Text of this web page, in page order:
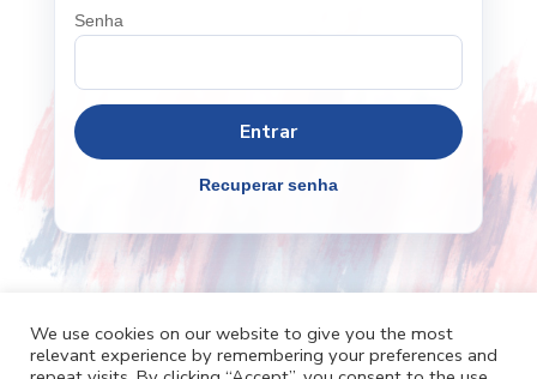
Senha
Recuperar senha
Cafh.org Cafh App
Contatos
We use cookies on our website to give you the most
relevant experience by remembering your preferences and